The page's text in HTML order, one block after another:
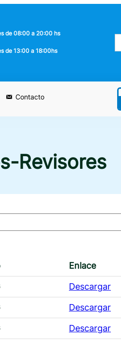
de 08:00 a 20:00 hs
de 13:00 a 18:00hs
Contacto
Revisores
Enlace
Descargar
Descargar
Descargar